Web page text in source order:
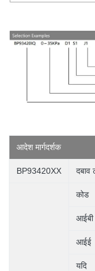
आदेश मार्गदर्शक
BP93420XX दबाव
कोड
आईबी
आईई
यदि